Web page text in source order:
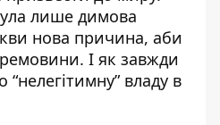
лише димова
нова причина, аби
І як завжди
владу в